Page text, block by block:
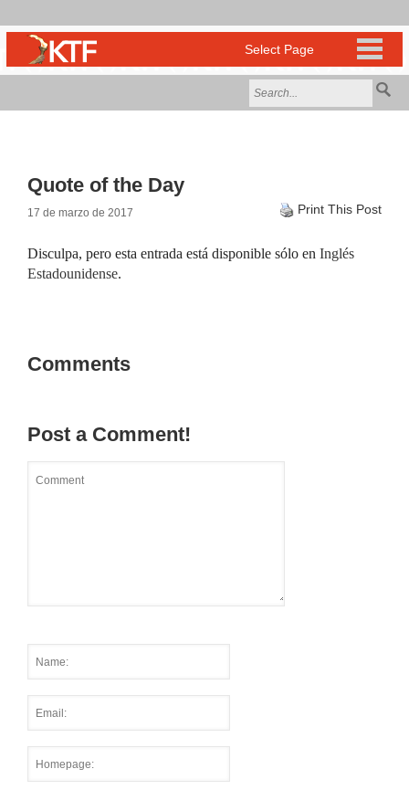
Quote of the Day
17 de marzo de 2017 Print This Post
Disculpa, pero esta entrada está disponible sólo en Inglés
Estadounidense.
Comments
Post a Comment!